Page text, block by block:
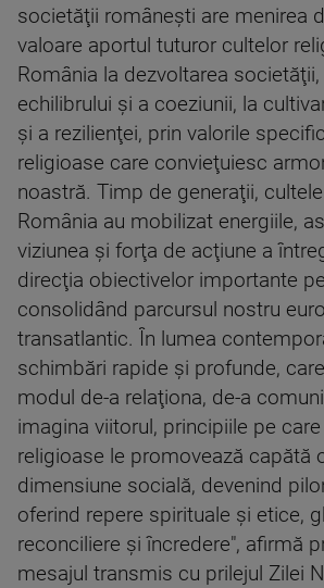
societăţii româneşti are menirea
valoare aportul tuturor cultelor
România la dezvoltarea
echilibrului şi a coeziunii, la
şi a rezilienţei, prin valorile
religioase care convieţuiesc
noastră. Timp de generaţii,
România au mobilizat energiile,
viziunea şi forţa de acţiune a
direcţia obiectivelor importante
consolidând parcursul nostru
transatlantic. În lumea
schimbări rapide şi profunde,
modul de-a relaţiona, de-a
imagina viitorul, principiile pe
religioase le promovează capătă
dimensiune socială, devenind
oferind repere spirituale şi etice,
reconciliere şi încredere", afirmă
mesajul transmis cu prilejul Zilei